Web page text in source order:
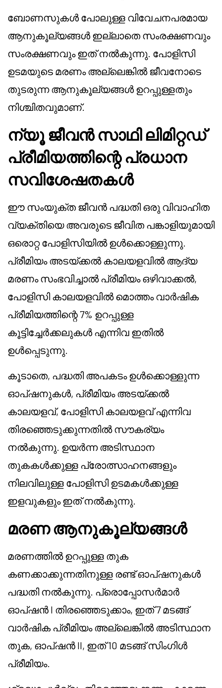
ബോണസുകൾ പോലുള്ള വിവേചനപരമായ
ആനുകൂല്യങ്ങൾ ഇല്ലാതെ സംരക്ഷണവും
സംരക്ഷണവും ഇത് നൽകുന്നു. പോളിസി
ഉടമയുടെ മരണം അല്ലെങ്കിൽ ജീവനോടെ
തുടരുന്ന ആനുകൂല്യങ്ങൾ ഉറപ്പുള്ളതും
നിശ്ചിതവുമാണ്.
ന്യൂ ജീവൻ സാഥി ലിമിറ്റഡ്
പ്രീമിയത്തിന്റെ പ്രധാന
സവിശേഷതകൾ
ഈ സംയുക്ത ജീവൻ പദ്ധതി ഒരു വിവാഹിത
വ്യക്തിയെ അവരുടെ ജീവിത പങ്കാളിയുമായി
ഒരൊറ്റ പോളിസിയിൽ ഉൾക്കൊള്ളുന്നു.
പ്രീമിയം അടയ്ക്കൽ കാലയളവിൽ ആദ്യ
മരണം സംഭവിച്ചാൽ പ്രീമിയം ഒഴിവാക്കൽ,
പോളിസി കാലയളവിൽ മൊത്തം വാർഷിക
പ്രീമിയത്തിന്റെ 7% ഉറപ്പുള്ള
കൂട്ടിച്ചേർക്കലുകൾ എന്നിവ ഇതിൽ
ഉൾപ്പെടുന്നു.
കൂടാതെ, പദ്ധതി അപകടം ഉൾക്കൊള്ളുന്ന
ഓപ്ഷനുകൾ, പ്രീമിയം അടയ്ക്കൽ
കാലയളവ്, പോളിസി കാലയളവ് എന്നിവ
തിരഞ്ഞെടുക്കുന്നതിൽ സൗകര്യം
നൽകുന്നു. ഉയർന്ന അടിസ്ഥാന
തുകകൾക്കുള്ള പ്രോത്സാഹനങ്ങളും
നിലവിലുള്ള പോളിസി ഉടമകൾക്കുള്ള
ഇളവുകളും ഇത് നൽകുന്നു.
മരണ ആനുകൂല്യങ്ങൾ
മരണത്തിൽ ഉറപ്പുള്ള തുക
കണക്കാക്കുന്നതിനുള്ള രണ്ട് ഓപ്ഷനുകൾ
പദ്ധതി നൽകുന്നു. പ്രൊപ്പോസർമാർ
ഓപ്ഷൻ I തിരഞ്ഞെടുക്കാം, ഇത് 7 മടങ്ങ്
വാർഷിക പ്രീമിയം അല്ലെങ്കിൽ അടിസ്ഥാന
തുക, ഓപ്ഷൻ II, ഇത് 10 മടങ്ങ് സിംഗിൾ
പ്രീമിയം.